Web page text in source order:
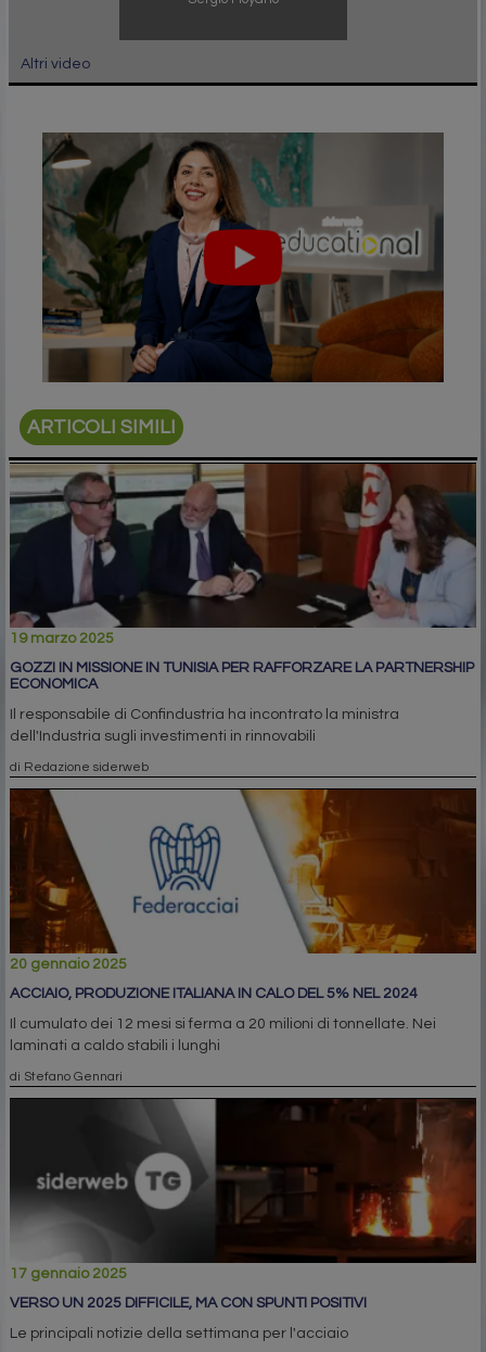
Altri video
ARTICOLI SIMILI
19 marzo 2025
GOZZI IN MISSIONE IN TUNISIA PER RAFFORZARE LA PARTNERSHIP
ECONOMICA
Il responsabile di Confindustria ha incontrato la ministra
dell'Industria sugli investimenti in rinnovabili
di Redazione siderweb
20 gennaio 2025
ACCIAIO, PRODUZIONE ITALIANA IN CALO DEL 5% NEL 2024
Il cumulato dei 12 mesi si ferma a 20 milioni di tonnellate. Nei
laminati a caldo stabili i lunghi
di Stefano Gennari
17 gennaio 2025
VERSO UN 2025 DIFFICILE, MA CON SPUNTI POSITIVI
Le principali notizie della settimana per l'acciaio